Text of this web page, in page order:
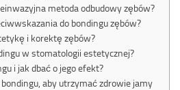
metoda odbudowy zębów?
do bondingu zębów?
i korektę zębów?
w stomatologii estetycznej?
i jak dbać o jego efekt?
aby utrzymać zdrowie jamy